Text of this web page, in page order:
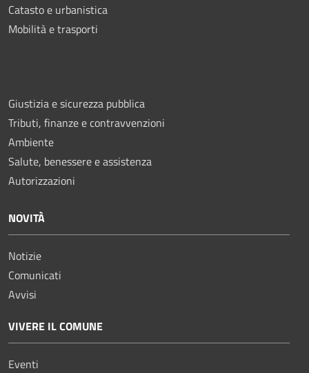
Catasto e urbanistica
Mobilità e trasporti
Giustizia e sicurezza pubblica
Tributi, finanze e contravvenzioni
Ambiente
Salute, benessere e assistenza
Autorizzazioni
NOVITÀ
Notizie
Comunicati
Avvisi
VIVERE IL COMUNE
Eventi